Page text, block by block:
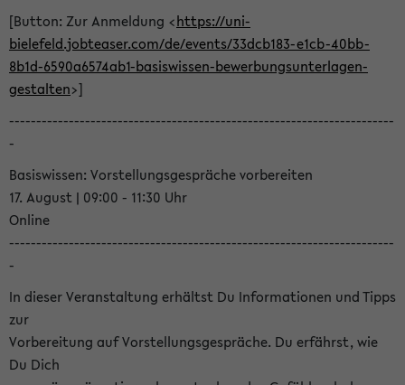
[Button: Zur Anmeldung <https://uni-
bielefeld.jobteaser.com/de/events/33dcb183-e1cb-40bb-
8b1d-6590a6574ab1-basiswissen-bewerbungsunterlagen-
gestalten>]
-----------------------------------------------------------------------
-
Basiswissen: Vorstellungsgespräche vorbereiten
17. August | 09:00 - 11:30 Uhr
Online
-----------------------------------------------------------------------
-
In dieser Veranstaltung erhältst Du Informationen und Tipps
zur
Vorbereitung auf Vorstellungsgespräche. Du erfährst, wie
Du Dich